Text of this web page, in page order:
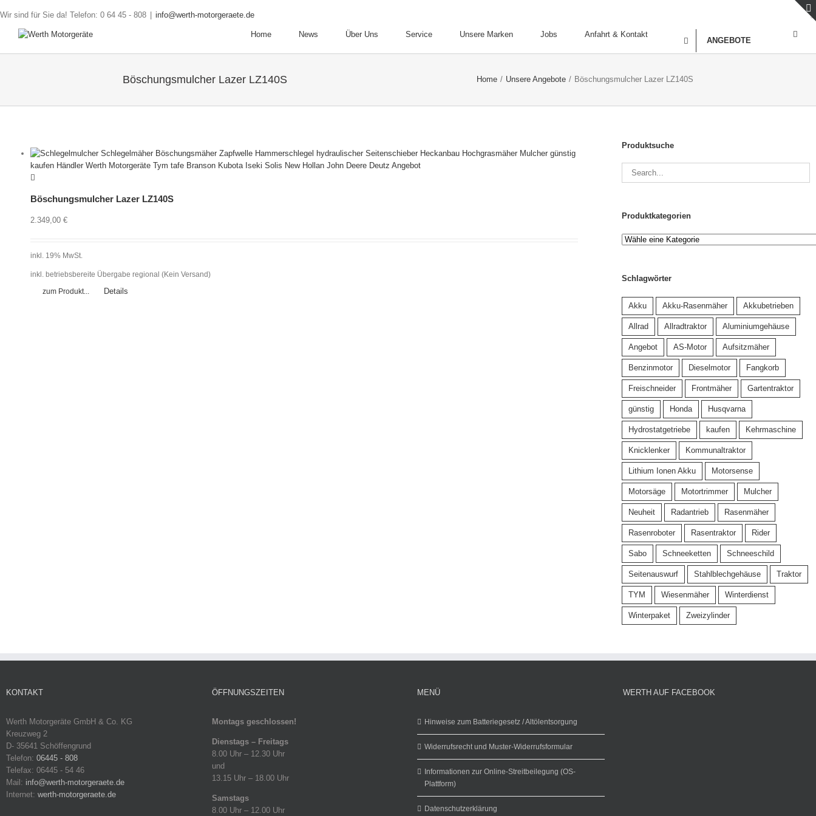
Wir sind für Sie da! Telefon: 0 64 45 - 808 info@werth-motorgeraete.de
Home News Über Uns Service Unsere Marken Jobs Anfahrt & Kontakt
ANGEBOTE
Böschungsmulcher Lazer LZ140S Home / Unsere Angebote / Böschungsmulcher Lazer LZ140S
Böschungsmulcher Lazer LZ140S
2.349,00 €
inkl. 19% MwSt.
inkl. betriebsbereite Übergabe regional (Kein Versand)
zum Produkt... Details
Produktsuche
Produktkategorien
Schlagwörter
Akku Akku-Rasenmäher Akkubetrieben
Allrad Allradtraktor Aluminiumgehäuse
Angebot AS-Motor Aufsitzmäher
Benzinmotor Dieselmotor Fangkorb
Freischneider Frontmäher Gartentraktor
günstig Honda Husqvarna
Hydrostatgetriebe kaufen Kehrmaschine
Knicklenker Kommunaltraktor
Lithium Ionen Akku Motorsense
Motorsäge Motortrimmer Mulcher
Neuheit Radantrieb Rasenmäher
Rasenroboter Rasentraktor Rider
Sabo Schneeketten Schneeschild
Seitenauswurf Stahlblechgehäuse Traktor
TYM Wiesenmäher Winterdienst
Winterpaket Zweizylinder
KONTAKT
Werth Motorgeräte GmbH & Co. KG
Kreuzweg 2
D- 35641 Schöffengrund
Telefon: 06445 - 808
Telefax: 06445 - 54 46
Mail: info@werth-motorgeraete.de
Internet: werth-motorgeraete.de
ÖFFNUNGSZEITEN
Montags geschlossen!
Dienstags – Freitags
8.00 Uhr – 12.30 Uhr
und
13.15 Uhr – 18.00 Uhr
Samstags
8.00 Uhr – 12.00 Uhr
MENÜ
Hinweise zum Batteriegesetz / Altölentsorgung
Widerrufsrecht und Muster-Widerrufsformular
Informationen zur Online-Streitbeilegung (OS-
Plattform)
Datenschutzerklärung
WERTH AUF FACEBOOK